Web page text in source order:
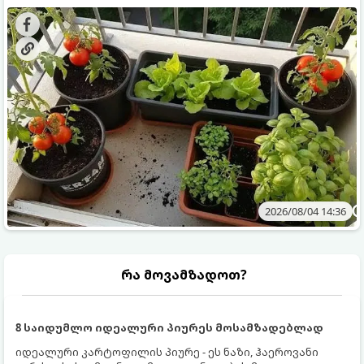
ყოველდღიურად ახალ, არომატულ მწვანილსა და
ბოსტნეულს მოკრეფთ.
კულტურები ეგუებიან ქოთნის პირობებს ყველაზე კარგად
და როგორ მოუაროთ მათ სწორად.
2026/08/04 14:36
რა მოვამზადოთ?
8 საიდუმლო იდეალური პიურეს მოსამზადებლად
იდეალური კარტოფილის პიურე - ეს ნაზი, ჰაეროვანი